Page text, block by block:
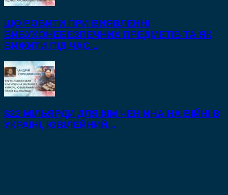
ЩО РОБИТИ ПРИ ВИЯВЛЕННІ
ВИБУХОНЕБЕЗПЕЧНИХ ПРЕДМЕТІВ ТА ЯК
ВИЖИТИ ПІД ЧАС...
$22 МІЛЬЯРДИ ДЛЯ КІМ ЧЕН ИНА НА ВІЙНІ В
УКРАЇНІ, ЮВІЛЕЙНИЙ...